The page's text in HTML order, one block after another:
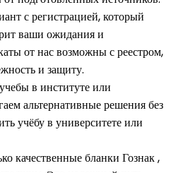
с регистрацией, который
ваши ожидания и
от нас возможны с реестром,
и защиту.
в институте или
альтернативные решения без
учёбу в университете или
качественные бланки Гознак ,